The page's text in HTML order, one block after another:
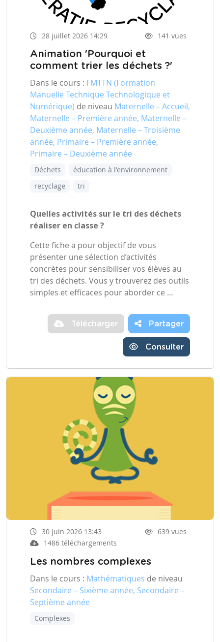
28 juillet 2026 14:29 141 vues
Animation 'Pourquoi et
comment trier les déchets ?'
Dans le cours : FMTTN (Formation
Manuelle Technique Technologique et
Numérique) de niveau Maternelle – Accueil,
Maternelle – Première année, Maternelle –
Deuxième année, Maternelle – Troisième
année, Primaire – Première année,
Primaire – Deuxième année
Déchets
éducation à l'environnement
recyclage
tri
Quelles activités sur le tri des déchets
réaliser en classe ?
Cette fiche a pour objectif de vous
présenter une sélection d’activités
concrètes pour sensibiliser vos élèves au
tri des déchets. Vous y trouverez des outils
simples et efficaces pour aborder ce …
Télécharger Partager
Consulter
30 juin 2026 13:43
639 vues
1486 téléchargements
Les nombres complexes
Dans le cours : Mathématiques de niveau
Secondaire – Sixième année, Secondaire –
Septième année
Complexes